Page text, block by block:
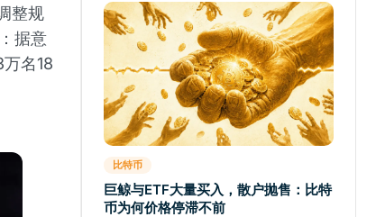
整规
据意
名18
比特币
巨鲸与ETF大量买入，散户抛售：比特
币为何价格停滞不前